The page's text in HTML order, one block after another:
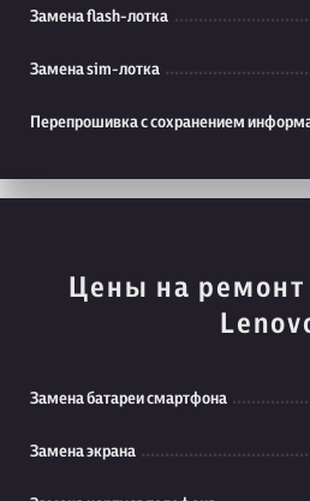
Замена flash-лотка
Замена sim-лотка
Перепрошивка с сохранением
Цены на
Замена батареи смартфона
Замена экрана